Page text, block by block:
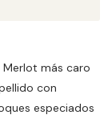
más caro
con
especiados